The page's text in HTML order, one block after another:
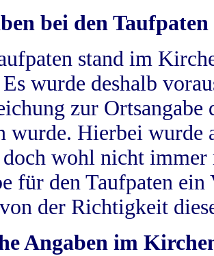
bei den Taufpaten
stand im
wurde deshalb
zur
wurde. Hierbei wurde
wohl nicht
für den Taufpaten
der Richtigkeit
Angaben im